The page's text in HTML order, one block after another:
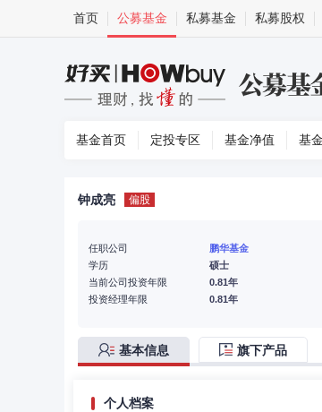
首页 公募基金 私募基金 私募股权
基金首页 定投专区 基金净值 基
钟成亮 偏股
任职公司
鹏华基金
学历
硕士
当前公司投资年限
0.81年
投资经理年限
0.81年
基本信息 旗下产品
个人档案